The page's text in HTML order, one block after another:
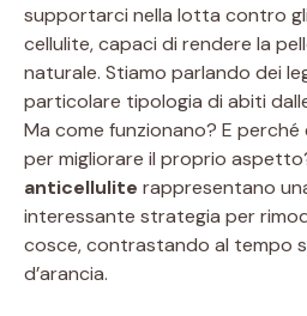
supportarci nella lotta contro
cellulite, capaci di rendere la
naturale. Stiamo parlando dei
particolare tipologia di abiti
Ma come funzionano? E
per migliorare il proprio
anticellulite rappresentano
interessante strategia per
cosce, contrastando al tempo
d’arancia.